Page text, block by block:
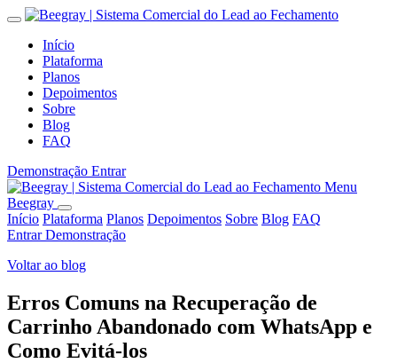
Início
Plataforma
Planos
Depoimentos
Sobre
Blog
FAQ
Demonstração Entrar
Menu
Beegray
Início Plataforma Planos Depoimentos Sobre Blog FAQ
EntrarDemonstração
Voltar ao blog
Erros Comuns na Recuperação de
Carrinho Abandonado com WhatsApp e
Como Evitá-los